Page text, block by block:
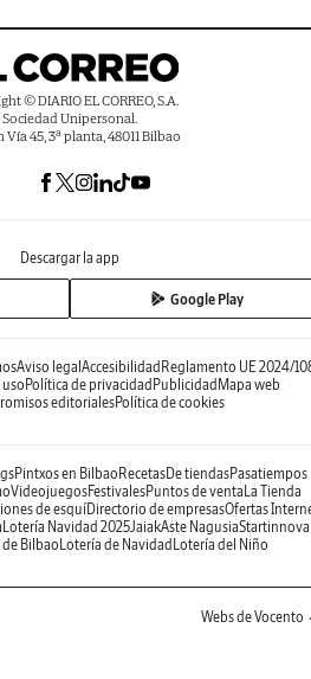
© DIARIO EL CORREO, S.A.
Sociedad Unipersonal.
Vía 45, 3ª planta, 48011 Bilbao
Descargar la app
Google Play
Aviso legal Accesibilidad Reglamento UE 2024/
Política de privacidad Publicidad Mapa web
editorialesPolítica de cookies
Pintxos en Bilbao RecetasDe tiendasPasatiempos
VideojuegosFestivalesPuntos de venta La Tienda
de esquíDirectorio de empresasOfertas
Lotería Navidad 2025JaiakAste NagusiaStartinnova
BilbaoLotería de Navidad Lotería del Niño
Webs de Vocento